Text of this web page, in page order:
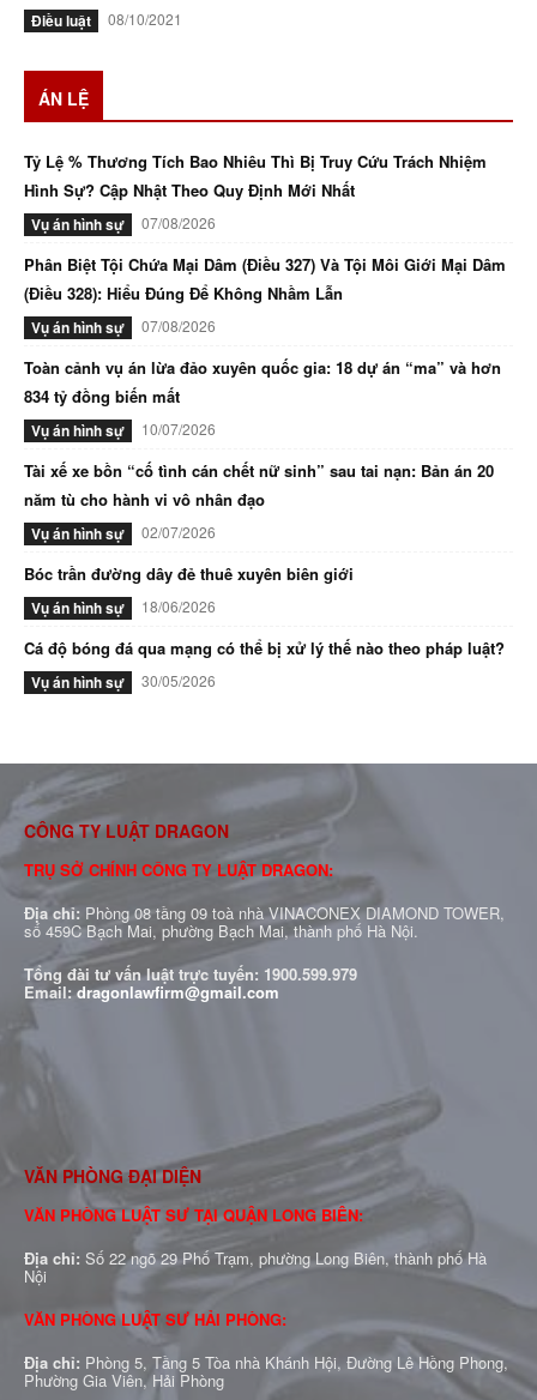
Điều luật 08/10/2021
ÁN LỆ
Tỷ Lệ % Thương Tích Bao Nhiêu Thì Bị Truy Cứu Trách Nhiệm
Hình Sự? Cập Nhật Theo Quy Định Mới Nhất
Vụ án hình sự 07/08/2026
Phân Biệt Tội Chứa Mại Dâm (Điều 327) Và Tội Môi Giới Mại Dâm
(Điều 328): Hiểu Đúng Để Không Nhầm Lẫn
Vụ án hình sự 07/08/2026
Toàn cảnh vụ án lừa đảo xuyên quốc gia: 18 dự án “ma” và hơn
834 tỷ đồng biến mất
Vụ án hình sự 10/07/2026
Tài xế xe bồn “cố tình cán chết nữ sinh” sau tai nạn: Bản án 20
năm tù cho hành vi vô nhân đạo
Vụ án hình sự 02/07/2026
Bóc trần đường dây đẻ thuê xuyên biên giới
Vụ án hình sự 18/06/2026
Cá độ bóng đá qua mạng có thể bị xử lý thế nào theo pháp luật?
Vụ án hình sự 30/05/2026
CÔNG TY LUẬT DRAGON
TRỤ SỞ CHÍNH CÔNG TY LUẬT DRAGON:
Địa chỉ: Phòng 08 tầng 09 toà nhà VINACONEX DIAMOND TOWER,
số 459C Bạch Mai, phường Bạch Mai, thành phố Hà Nội.
Tổng đài tư vấn luật trực tuyến: 1900.599.979
Email:dragonlawfirm@gmail.com
VĂN PHÒNG ĐẠI DIỆN
VĂN PHÒNG LUẬT SƯ TẠI QUẬN LONG BIÊN:
Địa chỉ: Số 22 ngõ 29 Phố Trạm, phường Long Biên, thành phố Hà
Nội
VĂN PHÒNG LUẬT SƯ HẢI PHÒNG:
Địa chỉ: Phòng 5, Tầng 5 Tòa nhà Khánh Hội, Đường Lê Hồng Phong,
Phường Gia Viên, Hải Phòng